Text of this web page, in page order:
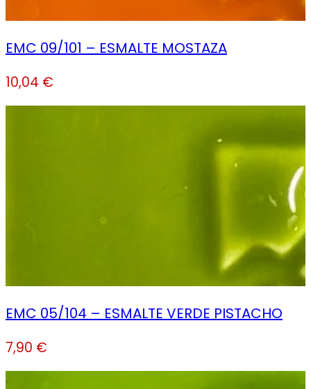
EMC 09/101 – ESMALTE MOSTAZA
10,04 €
EMC 05/104 – ESMALTE VERDE PISTACHO
7,90 €